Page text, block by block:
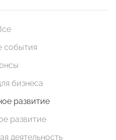
события
бизнеса
развитие
развитие
деятельность